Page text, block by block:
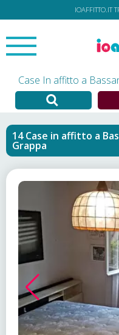
IOAFFITTO.IT
Case In affitto a
Case in affitto a
Grappa